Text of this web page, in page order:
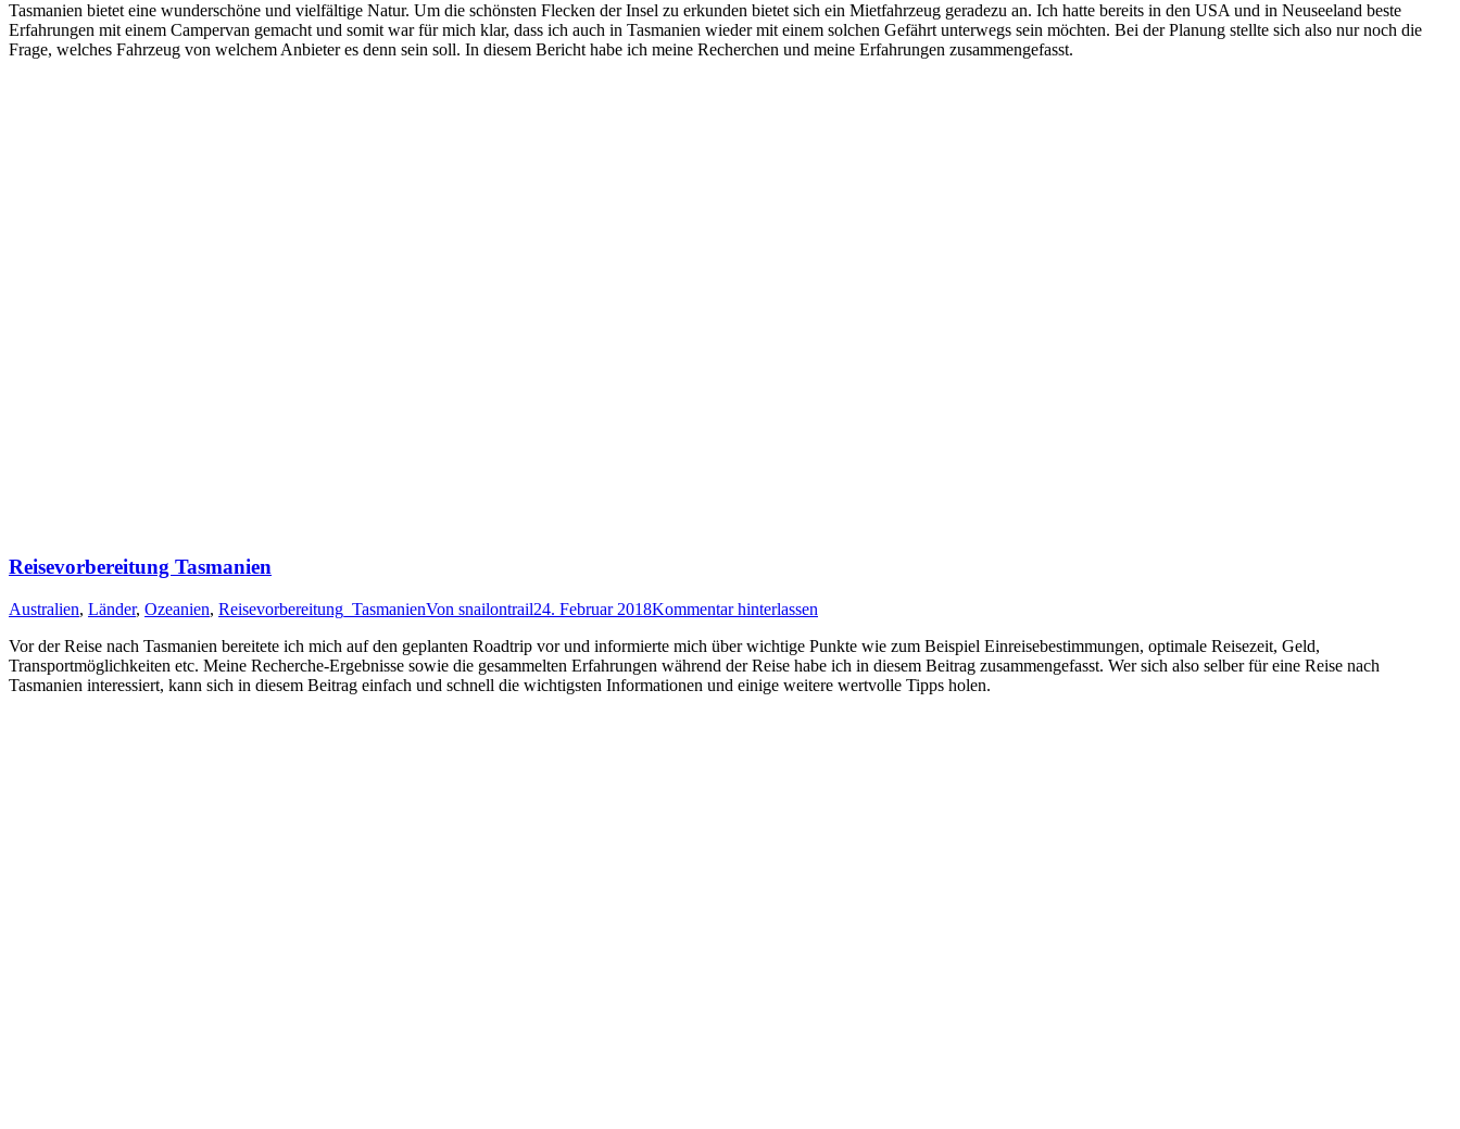
Tasmanien bietet eine wunderschöne und vielfältige Natur. Um die schönsten Flecken der Insel zu erkunden bietet sich ein Mietfahrzeug geradezu an. Ich hatte bereits in den USA und in Neuseeland beste
Erfahrungen mit einem Campervan gemacht und somit war für mich klar, dass ich auch in Tasmanien wieder mit einem solchen Gefährt unterwegs sein möchten. Bei der Planung stellte sich also nur noch die
Frage, welches Fahrzeug von welchem Anbieter es denn sein soll. In diesem Bericht habe ich meine Recherchen und meine Erfahrungen zusammengefasst.
Reisevorbereitung Tasmanien
Australien, Länder, Ozeanien, Reisevorbereitung_TasmanienVon snailontrail24. Februar 2018Kommentar hinterlassen
Vor der Reise nach Tasmanien bereitete ich mich auf den geplanten Roadtrip vor und informierte mich über wichtige Punkte wie zum Beispiel Einreisebestimmungen, optimale Reisezeit, Geld,
Transportmöglichkeiten etc. Meine Recherche-Ergebnisse sowie die gesammelten Erfahrungen während der Reise habe ich in diesem Beitrag zusammengefasst. Wer sich also selber für eine Reise nach
Tasmanien interessiert, kann sich in diesem Beitrag einfach und schnell die wichtigsten Informationen und einige weitere wertvolle Tipps holen.